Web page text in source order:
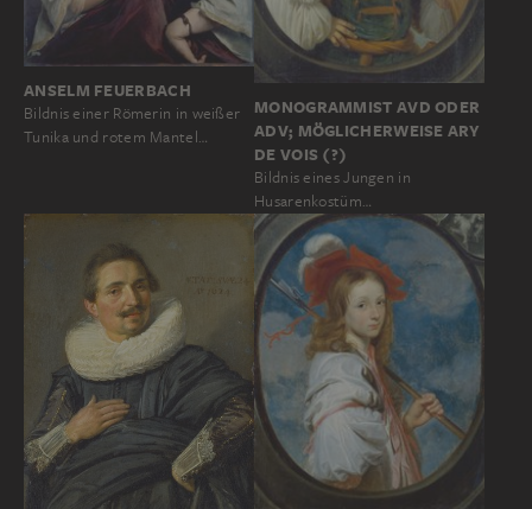
ANSELM FEUERBACH
Bildnis einer Römerin in weißer
Tunika und rotem Mantel…
MONOGRAMMIST AVD ODER
ADV; MÖGLICHERWEISE ARY
DE VOIS (?)
Bildnis eines Jungen in
Husarenkostüm…